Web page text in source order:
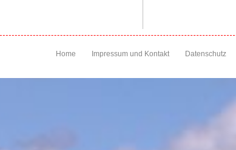
Home Impressum und Kontakt Datenschutz